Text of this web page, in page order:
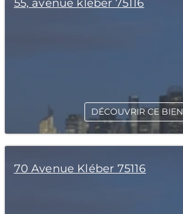
55, avenue kleber 75116
DÉCOUVRIR CE BIEN
70 Avenue Kléber 75116